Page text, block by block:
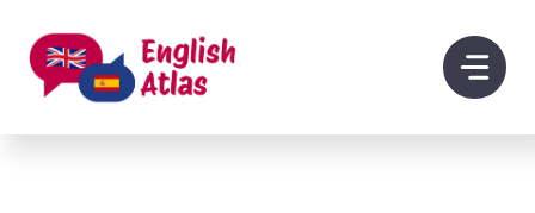
contenido